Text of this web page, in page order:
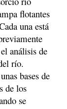
flotantes
una está
análisis de
río.
bases de
de los
se